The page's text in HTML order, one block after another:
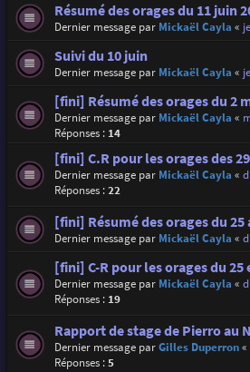
Résumé des orages du 11 juin
Dernier message par Mickaël Cayla «
Suivi du 10 juin
Dernier message par Mickaël Cayla «
[fini] Résumé des orages du 2
Dernier message par Mickaël Cayla «
Réponses : 14
[fini] C.R pour les orages des
Dernier message par Mickaël Cayla «
Réponses :22
[fini] Résumé des orages du 25
Dernier message par Mickaël Cayla «
[fini] C-R pour les orages du 25
Dernier message par Mickaël Cayla «
Réponses : 19
Rapport de stage de Pierro au
Dernier message parGilles Duperron«
Réponses :5